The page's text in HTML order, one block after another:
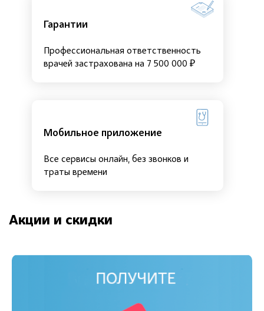
Гарантии
Профессиональная ответственность
врачей застрахована на 7 500 000 ₽
Мобильное приложение
Все сервисы онлайн, без звонков и
траты времени
Акции и скидки